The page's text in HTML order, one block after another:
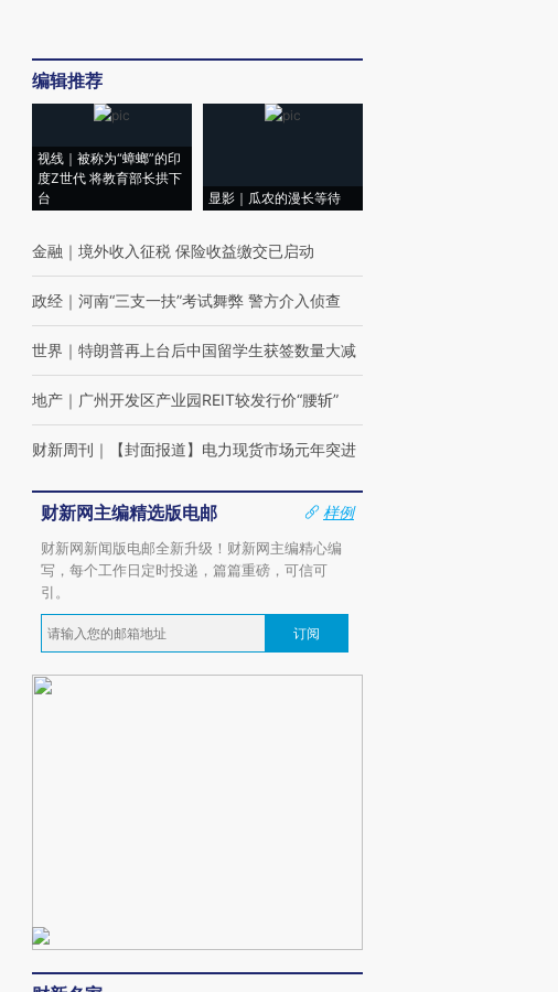
编辑推荐
视线｜被称为“蟑螂”的印
度Z世代 将教育部长拱下
台
显影｜瓜农的漫长等待
金融 ｜ 境外收入征税 保险收益缴交已启动
政经 ｜ 河南“三支一扶”考试舞弊 警方介入侦查
世界 ｜ 特朗普再上台后中国留学生获签数量大减
地产 ｜ 广州开发区产业园REIT较发行价“腰斩”
财新周刊 ｜ 【封面报道】电力现货市场元年突进
财新网主编精选版电邮
样例
财新网新闻版电邮全新升级！财新网主编精心编
写，每个工作日定时投递，篇篇重磅，可信可
引。
订阅